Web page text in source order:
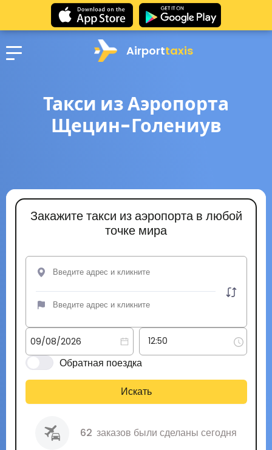
Airporttaxis
Такси из Аэропорта
Щецин-Голениув
Закажите такси из аэропорта в любой
точке мира
Обратная поездка
Искать
62 заказов были сделаны сегодня